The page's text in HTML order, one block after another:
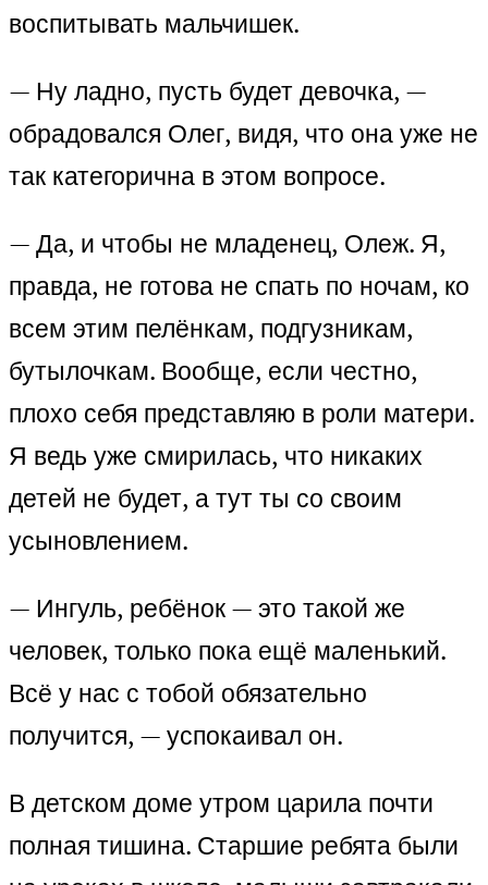
воспитывать мальчишек.
— Ну ладно, пусть будет девочка, —
обрадовался Олег, видя, что она уже не
так категорична в этом вопросе.
— Да, и чтобы не младенец, Олеж. Я,
правда, не готова не спать по ночам, ко
всем этим пелёнкам, подгузникам,
бутылочкам. Вообще, если честно,
плохо себя представляю в роли матери.
Я ведь уже смирилась, что никаких
детей не будет, а тут ты со своим
усыновлением.
— Ингуль, ребёнок — это такой же
человек, только пока ещё маленький.
Всё у нас с тобой обязательно
получится, — успокаивал он.
В детском доме утром царила почти
полная тишина. Старшие ребята были